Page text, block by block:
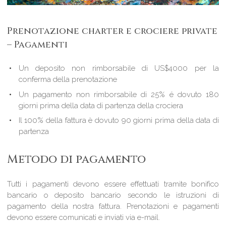
Prenotazione charter e crociere private
– Pagamenti
Un deposito non rimborsabile di US$4000 per la
conferma della prenotazione
Un pagamento non rimborsabile di 25% é dovuto 180
giorni prima della data di partenza della crociera
Il 100% della fattura è dovuto 90 giorni prima della data di
partenza
Metodo di pagamento
Tutti i pagamenti devono essere effettuati tramite bonifico
bancario o deposito bancario secondo le istruzioni di
pagamento della nostra fattura. Prenotazioni e pagamenti
devono essere comunicati e inviati via e-mail.